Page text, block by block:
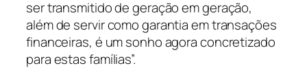
ser transmitido de geração em geração,
além de servir como garantia em transações
financeiras, é um sonho agora concretizado
para estas famílias”.